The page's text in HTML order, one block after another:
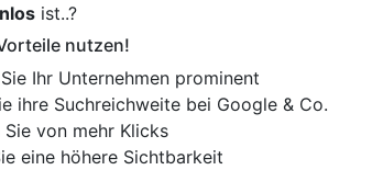
relevante Informationen hinzufügen?
wir Ihren Firmeneintrag um
abheben.
ist..?
nutzen!
Ihr Unternehmen prominent
ihre Suchreichweite bei Google & Co.
von mehr Klicks
eine höhere Sichtbarkeit